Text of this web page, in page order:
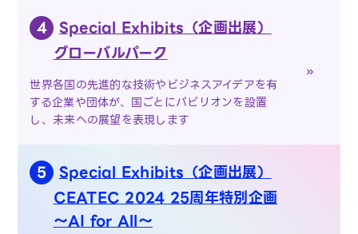
4 Special Exhibits（企画出展）
グローバルパーク
世界各国の先進的な技術やビジネスアイデアを有
する企業や団体が、国ごとにパビリオンを設置
し、未来への展望を表現します
5 Special Exhibits（企画出展）
CEATEC 2024 25周年特別企画
～AI for All～